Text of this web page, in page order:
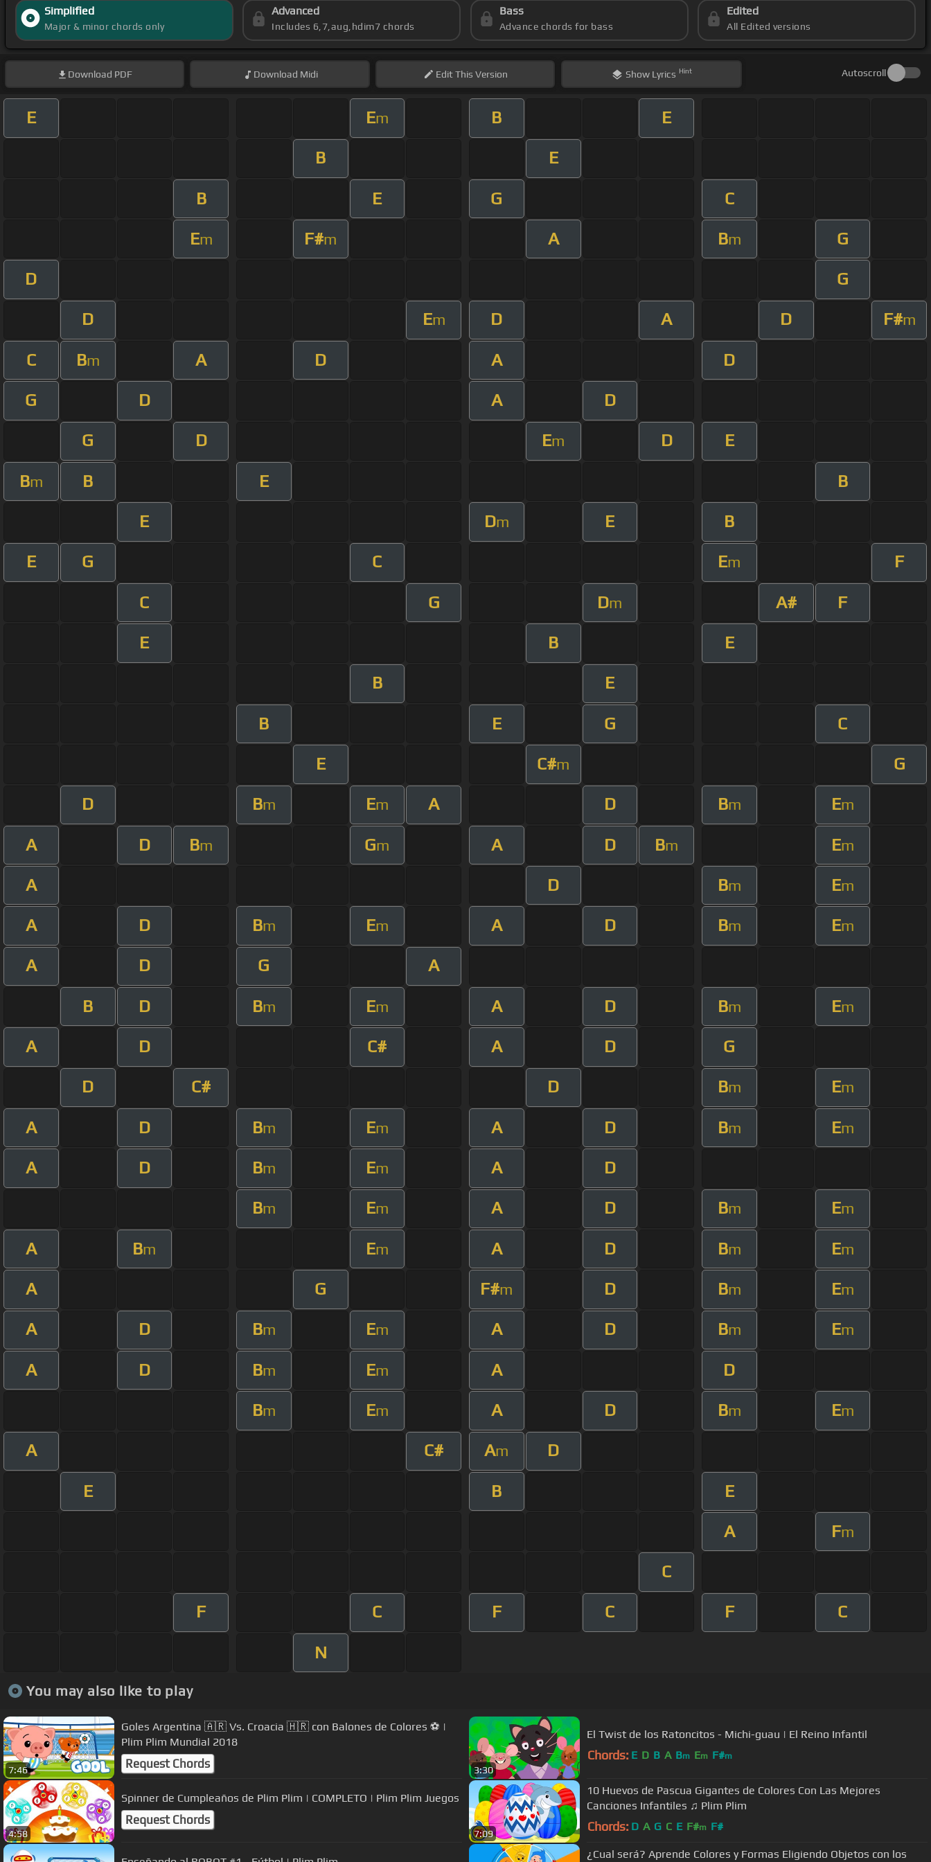
Simplified
Major & minor chords only
Advanced
Includes 6,7,aug,hdim7 chords
Bass
Advance chords for bass
Edited
All Edited versions
Download PDF Download Midi EditThis Version Show Lyrics Hint Autoscroll
E Em B E
B E
B E G C
Em F#m A Bm G
D G
D Em D A D F#m
C Bm A D A D
G D A D
G D Em D E
Bm B E B
E Dm E B
E G C Em F
C G Dm A# F
E B E
B E
B E G C
E C#m G
D Bm Em A D Bm Em
A D Bm Gm A D Bm Em
A D Bm Em
A D Bm Em A D Bm Em
A D G A
B D Bm Em A D Bm Em
A D C# A D G
D C# D Bm Em
A D Bm Em A D Bm Em
A D Bm Em A D
Bm Em A D Bm Em
A Bm Em A D Bm Em
A G F#m D Bm Em
A D Bm Em A D Bm Em
A D Bm Em A D
Bm Em A D Bm Em
A C# Am D
E B E
A Fm
C
F C F C F C
N
You may also like to play
7:46
Goles Argentina 🇦🇷 Vs. Croacia 🇭🇷 con Balones de Colores ⚽ |
Plim Plim Mundial 2018
Request Chords 3:30
El Twist de los Ratoncitos - Michi-guau | El Reino Infantil
Chords: E D B A Bm Em F#m
4:58
Spinner de Cumpleaños de Plim Plim | COMPLETO | Plim Plim Juegos
Request Chords
7:09
10 Huevos de Pascua Gigantes de Colores Con Las Mejores
Canciones Infantiles ♫ Plim Plim
Chords: D A G C E F#m F#
¿Cual será? Aprende Colores y Formas Eligiendo Objetos con los